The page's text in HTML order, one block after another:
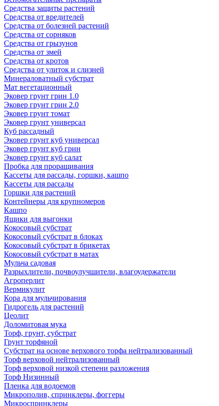
Средства защиты растений
Средства от вредителей
Средства от болезней растений
Средства от сорняков
Средства от грызунов
Средства от змей
Средства от кротов
Средства от улиток и слизней
Минераловатный субстрат
Мат вегетационный
Эковер грунт грин 1.0
Эковер грунт грин 2.0
Эковер грунт томат
Эковер грунт универсал
Куб рассадный
Эковер грунт куб универсал
Эковер грунт куб грин
Эковер грунт куб салат
Пробка для проращивания
Кассеты для рассады, горшки, кашпо
Кассеты для рассады
Горшки для растений
Контейнеры для крупномеров
Кашпо
Ящики для выгонки
Кокосовый субстрат
Кокосовый субстрат в блоках
Кокосовый субстрат в брикетах
Кокосовый субстрат в матах
Мульча садовая
Разрыхлители, почвоулучшители, влагоудержатели
Агроперлит
Вермикулит
Кора для мульчирования
Гидрогель для растений
Цеолит
Доломитовая мука
Торф, грунт, субстрат
Грунт торфяной
Субстрат на основе верхового торфа нейтрализованный
Торф верховой нейтрализованный
Торф верховой низкой степени разложения
Торф Низинный
Пленка для водоемов
Микрополив, спринклеры, фоггеры
Микроспринклеры